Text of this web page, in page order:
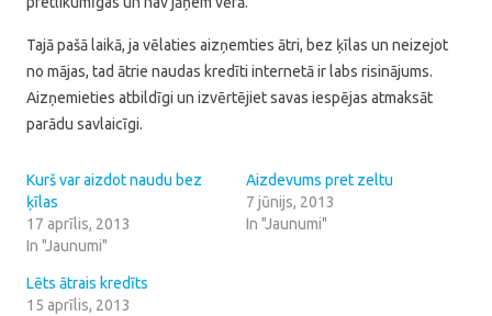
Tajā pašā laikā, ja vēlaties aizņemties ātri, bez ķīlas un neizejot
no mājas, tad ātrie naudas kredīti internetā ir labs risinājums.
Aizņemieties atbildīgi un izvērtējiet savas iespējas atmaksāt
parādu savlaicīgi.
Kurš var aizdot naudu bez
ķīlas
17 aprīlis, 2013
In "Jaunumi"
Aizdevums pret zeltu
7 jūnijs, 2013
In "Jaunumi"
Lēts ātrais kredīts
15 aprīlis, 2013